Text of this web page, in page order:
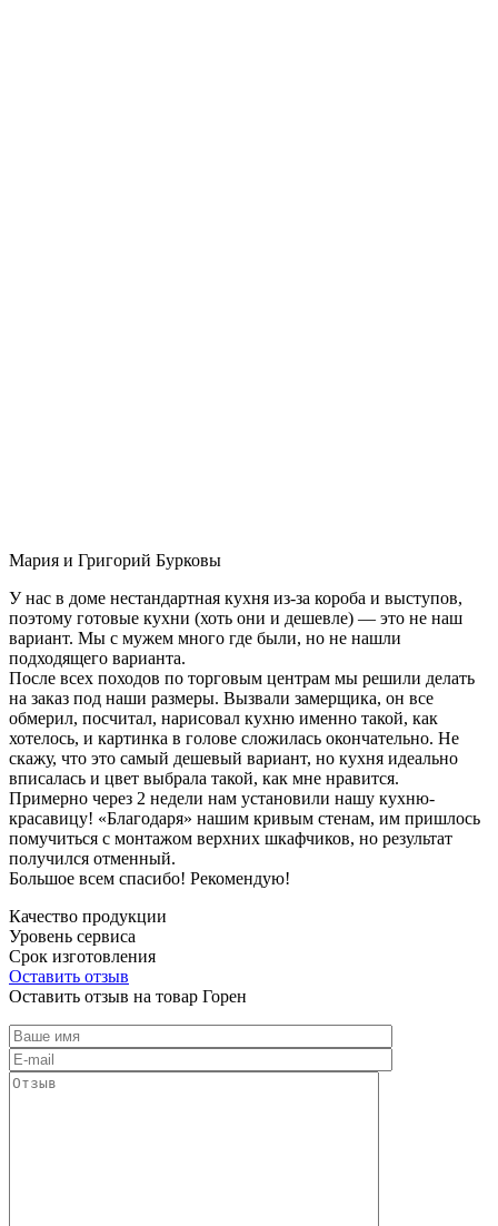
Мария и Григорий Бурковы
У нас в доме нестандартная кухня из-за короба и выступов,
поэтому готовые кухни (хоть они и дешевле) — это не наш
вариант. Мы с мужем много где были, но не нашли
подходящего варианта.
После всех походов по торговым центрам мы решили делать
на заказ под наши размеры. Вызвали замерщика, он все
обмерил, посчитал, нарисовал кухню именно такой, как
хотелось, и картинка в голове сложилась окончательно. Не
скажу, что это самый дешевый вариант, но кухня идеально
вписалась и цвет выбрала такой, как мне нравится.
Примерно через 2 недели нам установили нашу кухню-
красавицу! «Благодаря» нашим кривым стенам, им пришлось
помучиться с монтажом верхних шкафчиков, но результат
получился отменный.
Большое всем спасибо! Рекомендую!
Качество продукции
Уровень сервиса
Срок изготовления
Оставить отзыв
Оставить отзыв на товар Горен